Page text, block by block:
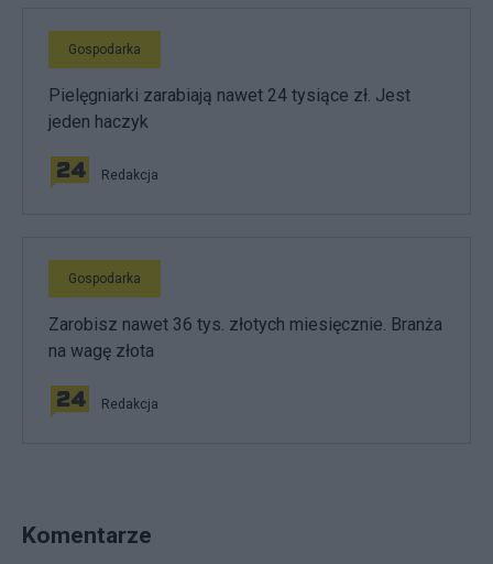
Gospodarka
Pielęgniarki zarabiają nawet 24 tysiące zł. Jest
jeden haczyk
Redakcja
Gospodarka
Zarobisz nawet 36 tys. złotych miesięcznie. Branża
na wagę złota
Redakcja
Komentarze